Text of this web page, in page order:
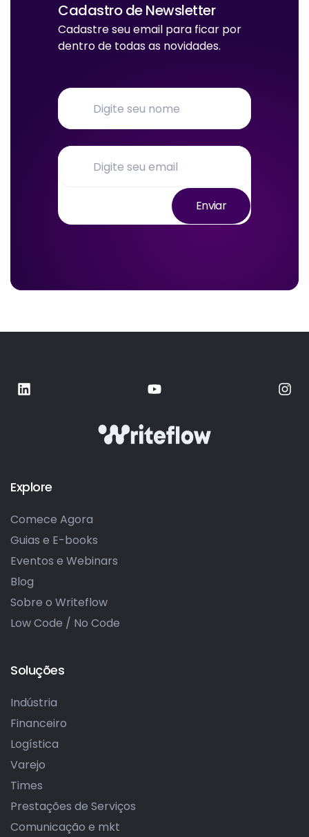
Cadastro de Newsletter
Cadastre seu email para ficar por
dentro de todas as novidades.
Enviar
Explore
Comece Agora
Guias e E-books
Eventos e Webinars
Blog
Sobre o Writeflow
Low Code / No Code
Soluções
Indústria
Financeiro
Logística
Varejo
Times
Prestações de Serviços
Comunicação e mkt